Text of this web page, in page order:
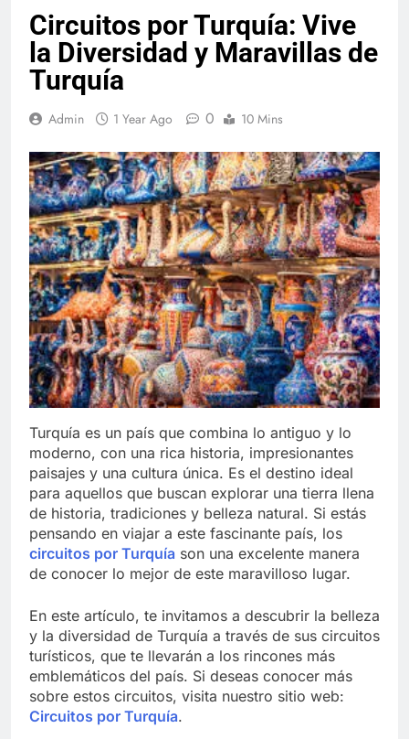
Circuitos por Turquía: Vive
la Diversidad y Maravillas de
Turquía
Admin 1 Year Ago 0 10 Mins
Turquía es un país que combina lo antiguo y lo
moderno, con una rica historia, impresionantes
paisajes y una cultura única. Es el destino ideal
para aquellos que buscan explorar una tierra llena
de historia, tradiciones y belleza natural. Si estás
pensando en viajar a este fascinante país, los
circuitos por Turquía son una excelente manera
de conocer lo mejor de este maravilloso lugar.
En este artículo, te invitamos a descubrir la belleza
y la diversidad de Turquía a través de sus circuitos
turísticos, que te llevarán a los rincones más
emblemáticos del país. Si deseas conocer más
sobre estos circuitos, visita nuestro sitio web:
Circuitos por Turquía.